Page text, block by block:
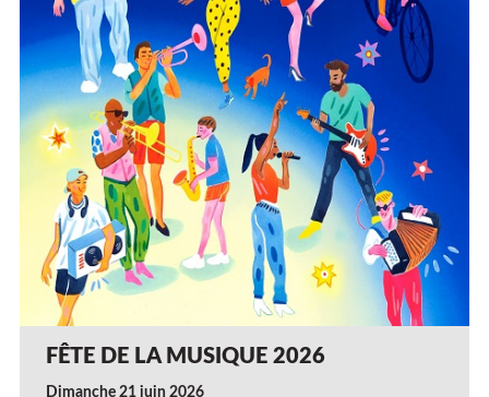
FÊTE DE LA MUSIQUE 2026
Dimanche 21 juin 2026